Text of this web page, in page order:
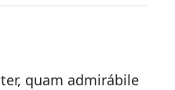
quam admirábile